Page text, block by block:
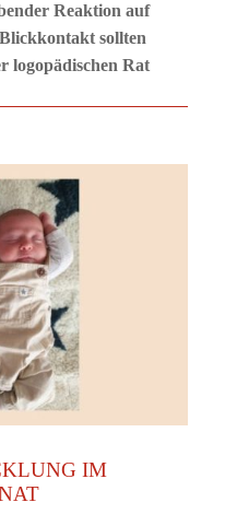
Reaktion auf
sollten
logopädischen Rat
IM